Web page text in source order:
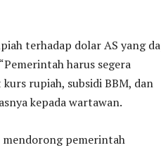
terhadap dolar AS yang
harus segera
rupiah, subsidi BBM, dan
kepada wartawan.
mendorong pemerintah